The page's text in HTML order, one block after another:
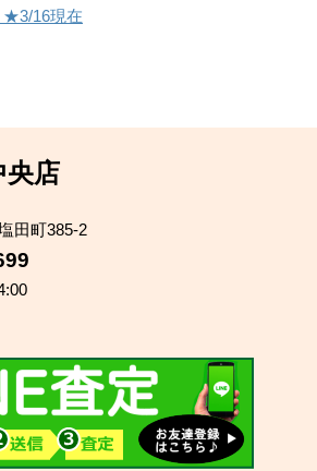
★3/16現在
央店
田町385-2